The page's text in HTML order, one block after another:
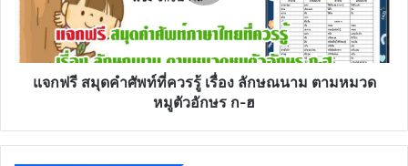
ศึกษา
เรื่อง
แจกฟรี สมุดคำศัพท์ที่ควรรู้ เรื่อง ลักษณนาม ตามหมวด
หมูตัวอักษร ก-ฮ